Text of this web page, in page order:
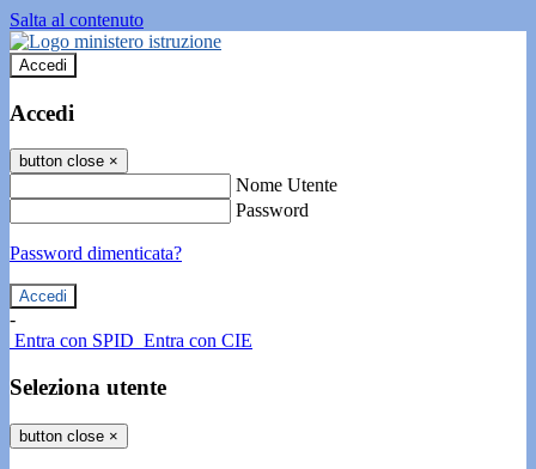
Salta al contenuto
Accedi
Accedi
button close ×
Nome Utente
Password
Password dimenticata?
-
Entra con SPID Entra con CIE
Seleziona utente
button close ×